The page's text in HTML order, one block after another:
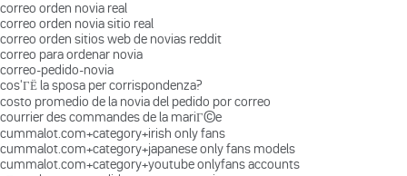
correo orden novia real
correo orden novia sitio real
correo orden sitios web de novias reddit
correo para ordenar novia
correo-pedido-novia
cos'ГЁ la sposa per corrispondenza?
costo promedio de la novia del pedido por correo
courrier des commandes de la mariГ©e
cummalot.com+category+irish only fans
cummalot.com+category+japanese only fans models
cummalot.com+category+youtube onlyfans accounts